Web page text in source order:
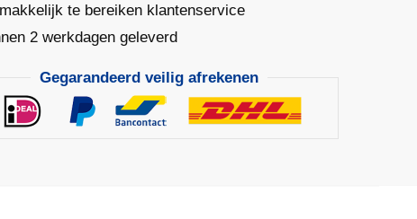
te bereiken klantenservice
2 werkdagen geleverd
Gegarandeerd veilig afrekenen